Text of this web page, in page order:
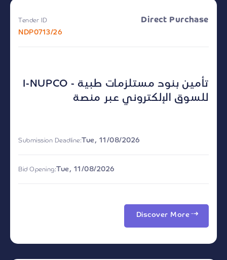
Tender ID
NDP0713/26
Direct Purchase
I-NUPCO - تأمين بنود مستلزمات طبية
للسوق الإلكتروني عبر منصة
Submission Deadline:Tue, 11/08/2026
Bid Opening:Tue, 11/08/2026
Discover More